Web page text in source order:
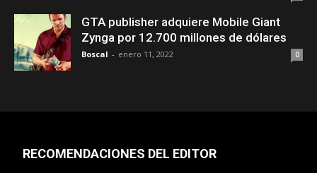
GTA publisher adquiere Mobile Giant
Zynga por 12.700 millones de dólares
Boscal - enero 11, 2022 0
RECOMENDACIONES DEL EDITOR